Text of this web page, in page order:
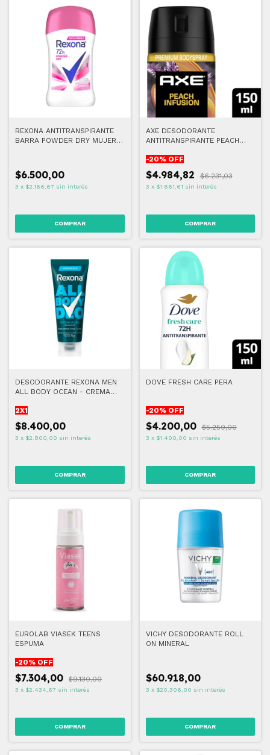
REXONA ANTITRANSPIRANTE
BARRA POWDER DRY MUJER
$6.500,00
3 x $2.166,67 sin interés
AXE DESODORANTE
ANTITRANSPIRANTE PEACH
-20% OFF
$4.984,82 $6.231,03
3 x $1.661,61 sin interés
DESODORANTE REXONA MEN
ALL BODY OCEAN - CREMA
2X1
$8.400,00
3 x $2.800,00 sin interés
DOVE FRESH CARE PERA
-20% OFF
$4.200,00 $5.250,00
3 x $1.400,00 sin interés
EUROLAB VIASEK TEENS
ESPUMA
-20% OFF
$7.304,00 $9.130,00
3 x $2.434,67 sin interés
VICHY DESODORANTE ROLL
ON MINERAL
$60.918,00
3 x $20.306,00 sin interés